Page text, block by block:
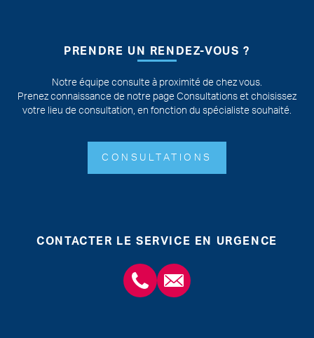
PRENDRE UN RENDEZ-VOUS ?
Notre équipe consulte à proximité de chez vous.
Prenez connaissance de notre page Consultations et choisissez
votre lieu de consultation, en fonction du spécialiste souhaité.
CONSULTATIONS
CONTACTER LE SERVICE EN URGENCE
+3243554120chirabdomle@chc.be